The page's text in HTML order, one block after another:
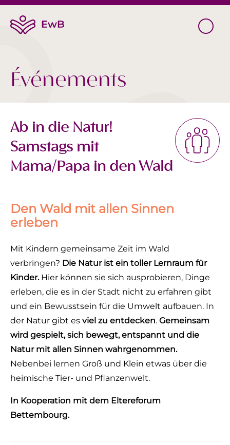
Événements
Ab in die Natur!
Samstags mit
Mama/Papa in den Wald
Den Wald mit allen Sinnen
erleben
Mit Kindern gemeinsame Zeit im Wald
verbringen? Die Natur ist ein toller Lernraum für
Kinder. Hier können sie sich ausprobieren, Dinge
erleben, die es in der Stadt nicht zu erfahren gibt
und ein Bewusstsein für die Umwelt aufbauen. In
der Natur gibt es viel zu entdecken. Gemeinsam
wird gespielt, sich bewegt, entspannt und die
Natur mit allen Sinnen wahrgenommen.
Nebenbei lernen Groß und Klein etwas über die
heimische Tier- und Pflanzenwelt.
In Kooperation mit dem Eltereforum
Bettembourg.